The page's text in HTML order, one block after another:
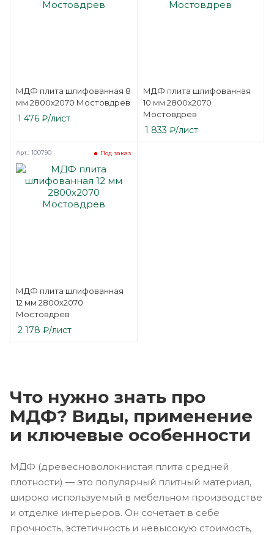
МДФ плита шлифованная 8
мм 2800х2070 Мостовдрев
1 476 ₽/лист
МДФ плита шлифованная
10 мм 2800х2070
Мостовдрев
1 833 ₽/лист
МДФ плита шлифованная
12 мм 2800х2070
Мостовдрев
Под заказ
Арт.: 100790
2 178 ₽/лист
Что нужно знать про
МДФ? Виды, применение
и ключевые особенности
МДФ (древесноволокнистая плита средней
плотности) — это популярный плитный материал,
широко используемый в мебельном производстве
и отделке интерьеров. Он сочетает в себе
прочность, эстетичность и невысокую стоимость,